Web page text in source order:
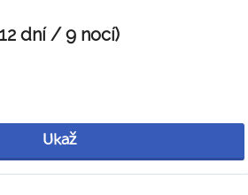
dní / 9 nocí)
Ukaž